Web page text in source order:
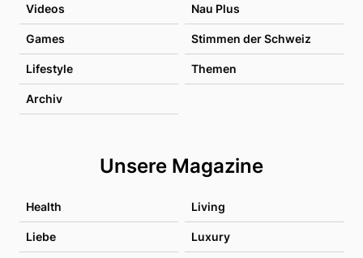
Videos Nau Plus
Games Stimmen der Schweiz
Lifestyle Themen
Archiv
Unsere Magazine
Health Living
Liebe Luxury